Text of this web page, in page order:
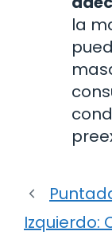
la
Izquierdo: